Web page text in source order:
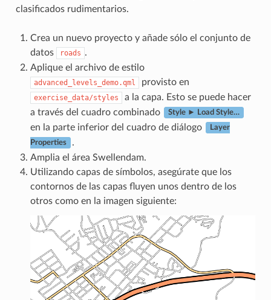
clasificados rudimentarios.
Crea un nuevo proyecto y añade sólo el conjunto de
datos
roads .
Aplique el archivo de estilo
advanced_levels_demo.qml provisto en
exercise_data/styles
a la capa. Esto se puede hacer
a través del cuadro combinado
Style ► Load Style…
en la parte inferior del cuadro de diálogo Layer
Properties
.
Amplia el área Swellendam.
Utilizando capas de símbolos, asegúrate que los
contornos de las capas fluyen unos dentro de los
otros como en la imagen siguiente: